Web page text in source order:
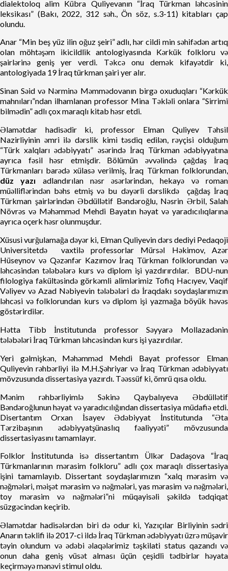
dialektoloq alim Kübra Quliyevanın “İraq Türkman ləhcəsinin
leksikası” (Bakı, 2022, 312 səh., Ön söz, s.3-11) kitabları çap
olundu.
Anar “Min beş yüz ilin oğuz şeiri” adlı, hər cildi min səhifədən artıq
olan möhtəşəm ikicildlik antologiyasında Kərkük folkloru və
şairlərinə geniş yer verdi. Təkcə onu demək kifayətdir ki,
antologiyada 19 İraq türkman şairi yer alır.
Sinan Səid və Nərminə Məmmədovanın birgə oxuduqları “Kərkük
mahnıları”ndan ilhamlanan professor Mina Təkləli onlara “Sirrimi
bilmədin” adlı çox maraqlı kitab həsr etdi.
Əlamətdar hadisədir ki, professor Elman Quliyev Təhsil
Nazirliyinin əmri ilə dərslik kimi təsdiq edilən, rəyçisi olduğum
“Türk xalqları ədəbiyyatı” əsərində İraq Türkman ədəbiyyatına
ayrıca fəsil həsr etmişdir. Bölümün əvvəlində çağdaş İraq
Türkmanları barədə xülasə verilmiş, İraq Türkman folklorundan,
düz yazı adlandırılan nəsr əsərlərindən, hekayə və roman
müəlliflərindən bəhs etmiş və bu dəyərli dərslikdə çağdaş İraq
Türkman şairlərindən Əbdüllətif Bəndəroğlu, Nəsrin Ərbil, Salah
Növrəs və Məhəmməd Mehdi Bayatın həyat və yaradıcılıqlarına
ayrıca oçerk həsr olunmuşdur.
Xüsusi vurğulamağa dəyər ki, Elman Quliyevin dərs dediyi Pedaqoji
Universitetdə vaxtilə professorlar Mürsəl Həkimov, Azər
Hüseynov və Qəzənfər Kazımov İraq Türkman folklorundan və
ləhcəsindən tələbələrə kurs və diplom işi yazdırırdılar. BDU-nun
filologiya fakültəsində görkəmli alimlərimiz Tofiq Hacıyev, Vaqif
Vəliyev və Azad Nəbiyevin tələbələri də İraqdakı soydaşlarımızın
ləhcəsi və folklorundan kurs və diplom işi yazmağa böyük həvəs
göstərirdilər.
Hətta Tibb İnstitutunda professor Səyyarə Mollazadənin
tələbələri İraq Türkman ləhcəsindən kurs işi yazırdılar.
Yeri gəlmişkən, Məhəmməd Mehdi Bayat professor Elman
Quliyevin rəhbərliyi ilə M.H.Şəhriyar və İraq Türkman ədəbiyyatı
mövzusunda dissertasiya yazırdı. Təəssüf ki, ömrü qısa oldu.
Mənim rəhbərliyimlə Səkinə Qaybalıyeva Əbdüllətif
Bəndəroğlunun həyat və yaradıcılığından dissertasiya müdafiə etdi.
Disertantım Orxan İsayev Ədəbiyyat İnstitutunda “Əta
Tərzibaşının ədəbiyyatşünaslıq fəaliyyəti” mövzusunda
dissertasiyasını tamamlayır.
Folklor İnstitutunda isə dissertantım Ülkər Dadaşova “İraq
Türkmanlarının mərasim folkloru” adlı çox maraqlı dissertasiya
işini tamamlayıb. Dissertant soydaşlarımızın “xalq mərasim və
nəğmələri, məişət mərasim və nəğmələri, yas mərasim və nəğmələri,
toy mərasim və nəğmələri”ni müqayisəli şəkildə tədqiqat
süzgəcindən keçirib.
Əlamətdar hadisələrdən biri də odur ki, Yazıçılar Birliyinin sədri
Anarın təklifi ilə 2017-ci ildə İraq Türkman ədəbiyyatı üzrə müşavir
təyin olundum və ədəbi əlaqələrimiz təşkilati status qazandı və
onun daha geniş vüsət alması üçün çeşidli tədbirlər həyata
keçirməyə mənəvi stimul oldu.